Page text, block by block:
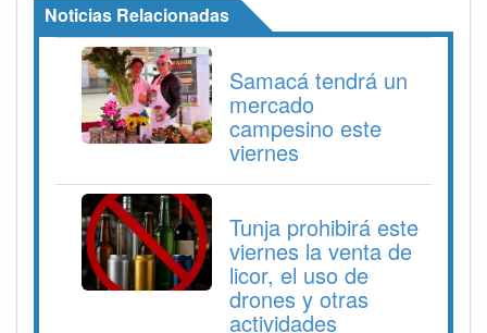
Noticias Relacionadas
Samacá tendrá un
mercado
campesino este
viernes
Tunja prohibirá este
viernes la venta de
licor, el uso de
drones y otras
actividades